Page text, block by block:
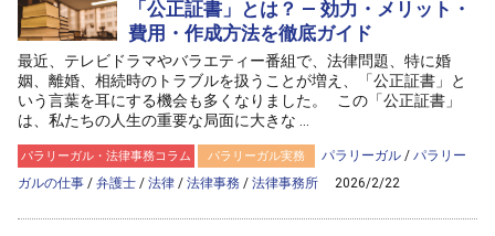
「公正証書」とは？ — 効力・メリット・
費用・作成方法を徹底ガイド
最近、テレビドラマやバラエティー番組で、法律問題、特に婚
姻、離婚、相続時のトラブルを扱うことが増え、「公正証書」と
いう言葉を耳にする機会も多くなりました。 この「公正証書」
は、私たちの人生の重要な局面に大きな ...
パラリーガル・法律事務コラム パラリーガル実務 パラリーガル / パラリー
ガルの仕事 / 弁護士 / 法律 / 法律事務 / 法律事務所 2026/2/22